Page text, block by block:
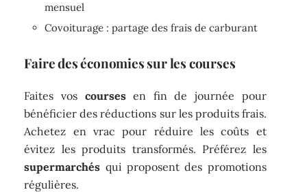
mensuel
Covoiturage : partage des frais de carburant
Faire des économies sur les courses
Faites vos coursesen fin de journée pour
bénéficier des réductions sur les produits frais.
Achetez en vrac pour réduire les coûts et
évitez les produits transformés. Préférez les
supermarchés qui proposent des promotions
régulières.